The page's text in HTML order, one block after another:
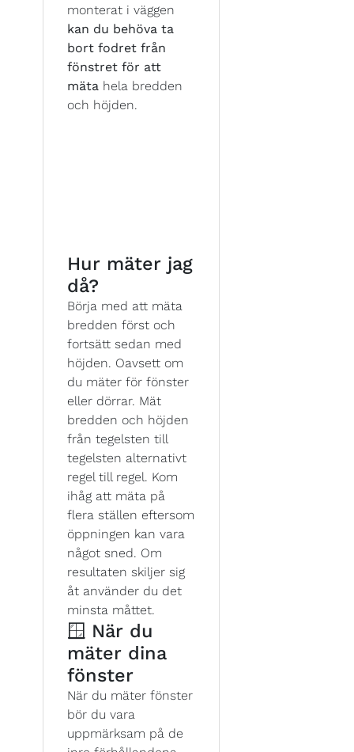
monterat i väggen
kan du behöva ta
bort fodret från
fönstret för att
mäta hela bredden
och höjden.
Hur mäter jag
då?
Börja med att mäta
bredden först och
fortsätt sedan med
höjden. Oavsett om
du mäter för fönster
eller dörrar. Mät
bredden och höjden
från tegelsten till
tegelsten alternativt
regel till regel. Kom
ihåg att mäta på
flera ställen eftersom
öppningen kan vara
något sned. Om
resultaten skiljer sig
åt använder du det
minsta måttet.
🪟 När du
mäter dina
fönster
När du mäter fönster
bör du vara
uppmärksam på de